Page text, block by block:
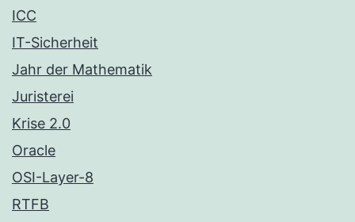
ICC
IT-Sicherheit
Jahr der Mathematik
Juristerei
Krise 2.0
Oracle
OSI-Layer-8
RTFB